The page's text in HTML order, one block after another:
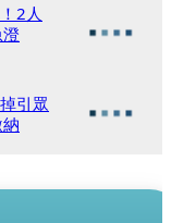
2人
引眾